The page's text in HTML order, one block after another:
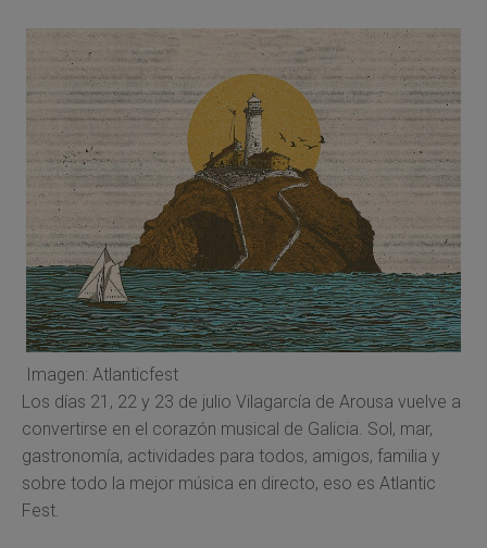
Imagen: Atlanticfest
Los días 21, 22 y 23 de julio Vilagarcía de Arousa vuelve a
convertirse en el corazón musical de Galicia. Sol, mar,
gastronomía, actividades para todos, amigos, familia y
sobre todo la mejor música en directo, eso es Atlantic
Fest.